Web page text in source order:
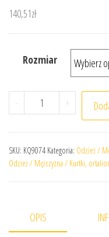
140,51zł
Rozmiar
- ilość Kurtka adidas
+
SKU: KQ9074 Kategoria: Odzież /
Odzież / Mężczyzna / Kurtki,
OPIS